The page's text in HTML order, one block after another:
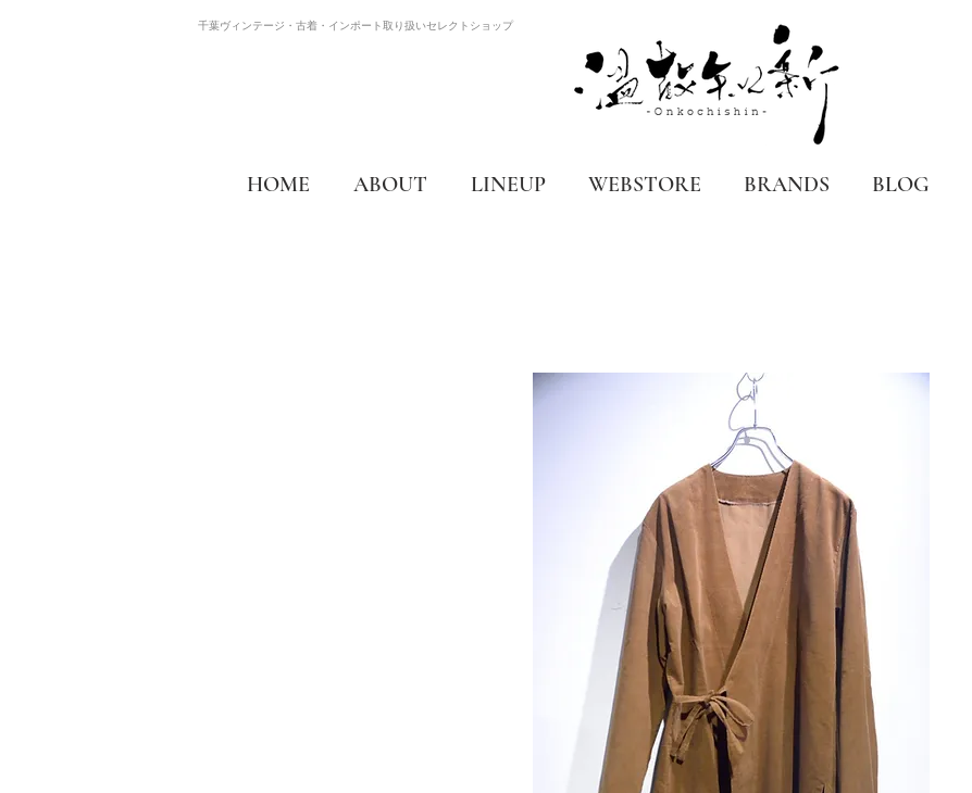
千葉ヴィンテージ・古着・インポート取り扱いセレクトショップ
HOME ABOUT LINEUP WEBSTORE BRANDS BLOG